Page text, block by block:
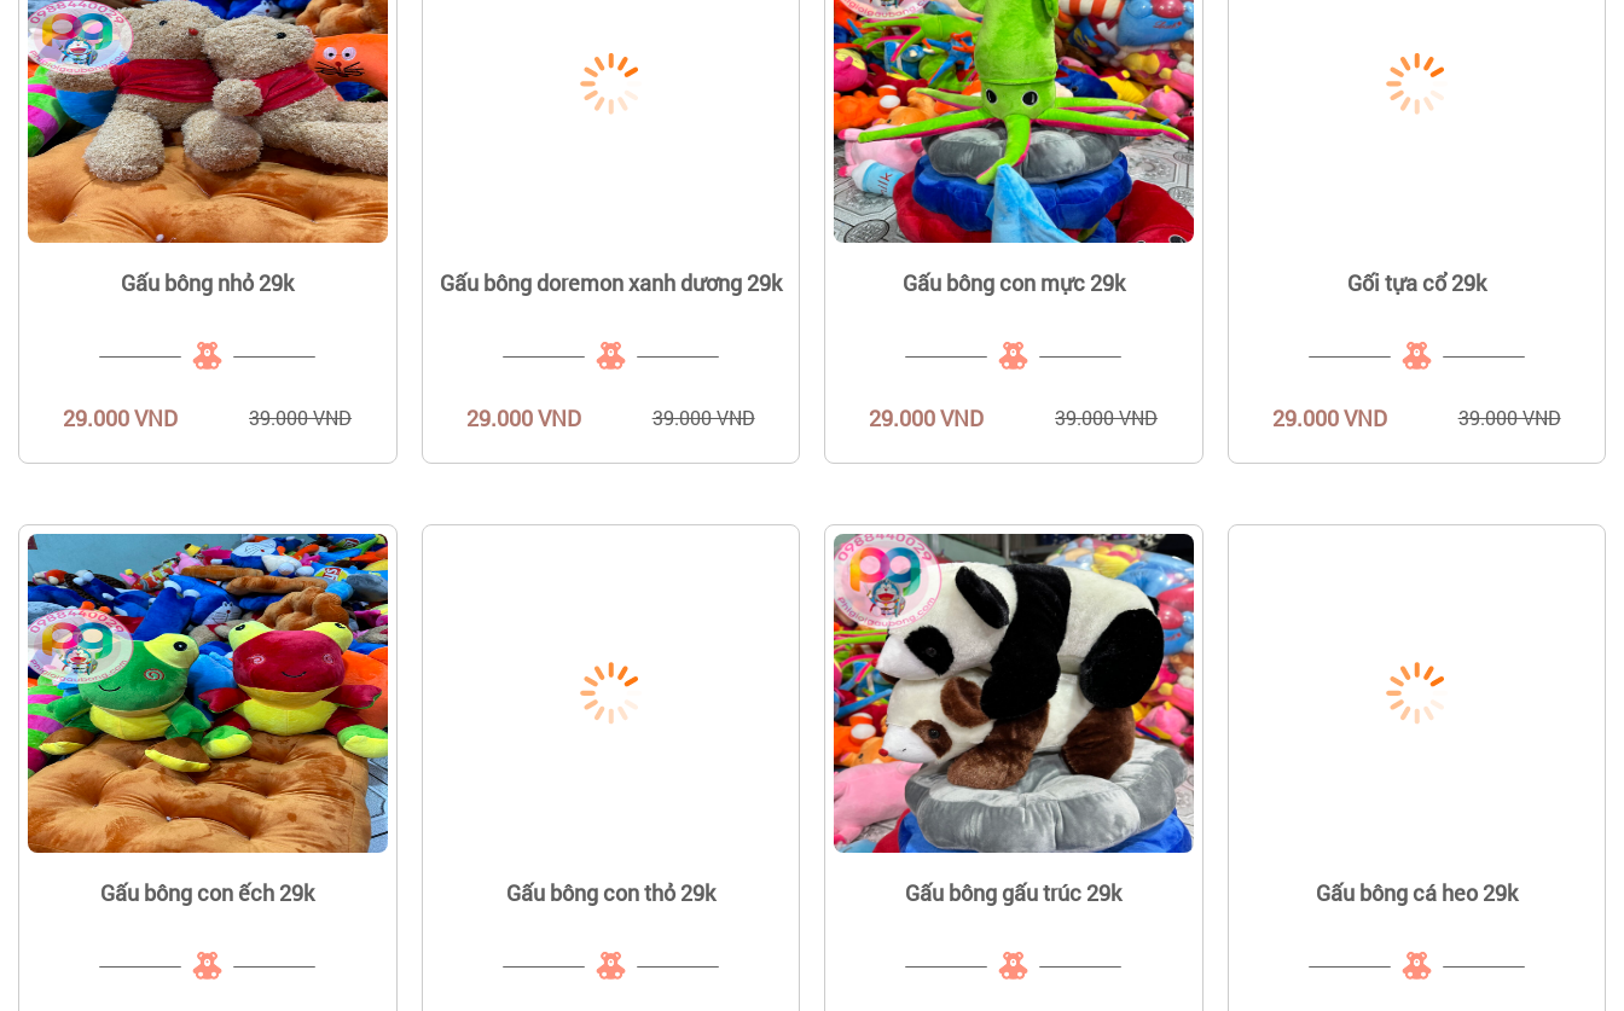
Gấu bông nhỏ 29k
29.000 VND 39.000 VND
Gấu bông doremon xanh dương 29k
29.000 VND 39.000 VND
Gấu bông con mực 29k
29.000 VND 39.000 VND
Gối tựa cổ 29k
29.000 VND 39.000 VND
Gấu bông con ếch 29k Gấu bông con thỏ 29k Gấu bông gấu trúc 29k Gấu bông cá heo 29k